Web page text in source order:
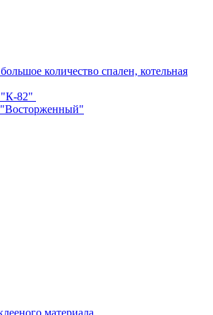
количество спален, котельная
"К-82"
материала